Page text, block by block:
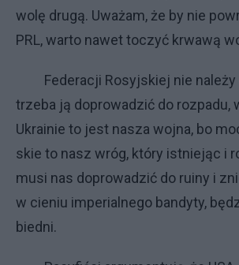
wo­lę dru­gą. Uwa­żam, że by nie
PRL, war­to na­wet to­czyć krwa­wą
Fe­de­ra­cji Ro­syj­skiej nie na­le­ży
trze­ba ją do­pro­wa­dzić do roz­pa­du,
Ukra­inie to je­st na­sza woj­na, bo
skie to na­sz wróg, któ­ry ist­nie­jąc i
mu­si nas do­pro­wa­dzić do ru­iny i
w cie­niu im­pe­rial­ne­go ban­dy­ty,
bied­ni.